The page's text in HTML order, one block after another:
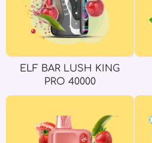
ELF BAR LUSH KING
PRO 40000